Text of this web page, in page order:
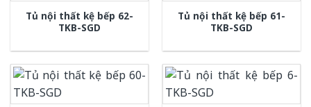
Tủ nội thất kệ bếp 62-
TKB-SGD
Tủ nội thất kệ bếp 61-
TKB-SGD